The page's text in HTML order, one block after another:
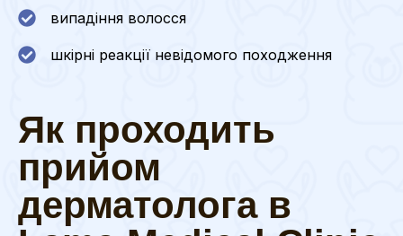
випадіння волосся
шкірні реакції невідомого походження
Як проходить
прийом
дерматолога в